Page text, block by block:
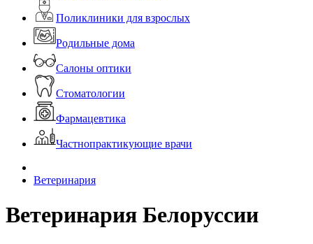
Поликлиники для взрослых
Родильные дома
Салоны оптики
Стоматологии
Фармацевтика
Частнопрактикующие врачи
Ветеринария
Ветеринария Белоруссии